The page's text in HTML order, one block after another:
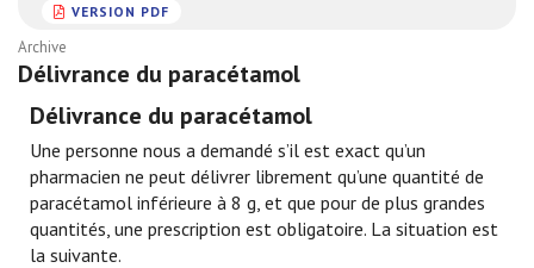
VERSION PDF
Archive
Délivrance du paracétamol
Délivrance du paracétamol
Une personne nous a demandé s’il est exact qu’un
pharmacien ne peut délivrer librement qu’une quantité de
paracétamol inférieure à 8 g, et que pour de plus grandes
quantités, une prescription est obligatoire. La situation est
la suivante.